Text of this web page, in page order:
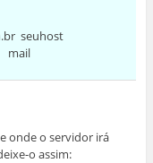
seuhost
mail
onde o servidor irá
o assim: